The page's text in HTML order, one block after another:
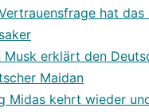
hat
Musk erklärt den
Maidan
Midas kehrt wieder